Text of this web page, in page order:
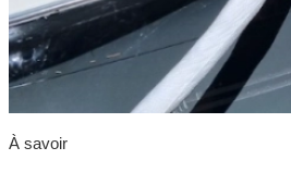
À savoir